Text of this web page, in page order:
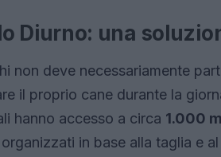
Diurno: una
non deve necessariamente
il proprio cane durante la
hanno accesso a circa 1.000
in base alla taglia e